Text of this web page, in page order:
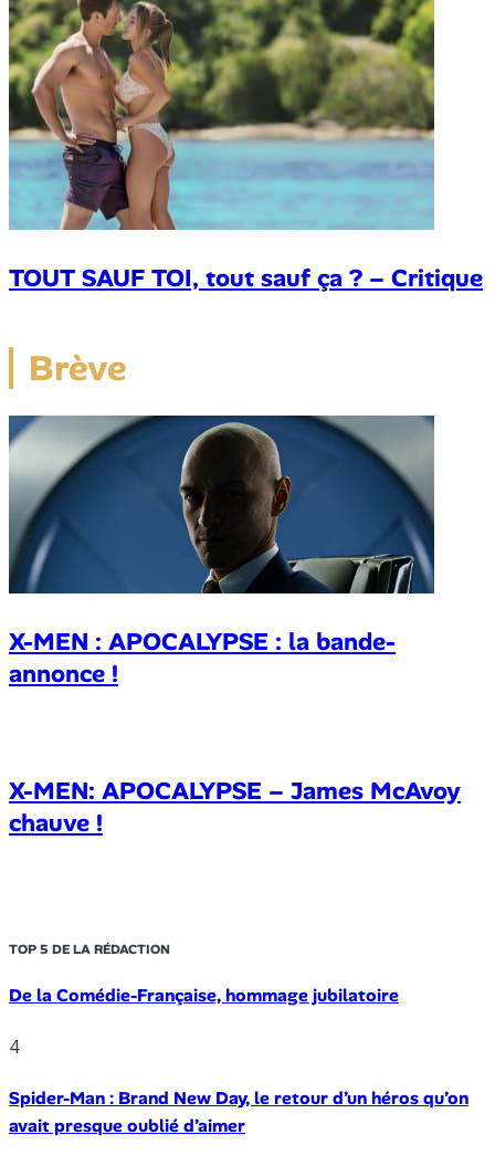
TOUT SAUF TOI, tout sauf ça ? – Critique
Brève
X-MEN : APOCALYPSE : la bande-
annonce !
X-MEN: APOCALYPSE – James McAvoy
chauve !
TOP 5 DE LA RÉDACTION
De la Comédie-Française, hommage jubilatoire
4
Spider-Man : Brand New Day, le retour d’un héros qu’on
avait presque oublié d’aimer